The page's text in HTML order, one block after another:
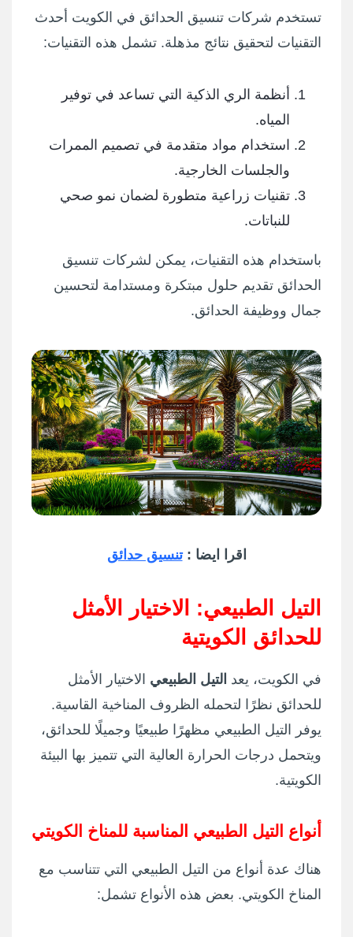
تستخدم شركات تنسيق الحدائق في الكويت أحدث
التقنيات لتحقيق نتائج مذهلة. تشمل هذه التقنيات:
أنظمة الري الذكية التي تساعد في توفير
المياه.
استخدام مواد متقدمة في تصميم الممرات
والجلسات الخارجية.
تقنيات زراعية متطورة لضمان نمو صحي
للنباتات.
باستخدام هذه التقنيات، يمكن لشركات تنسيق
الحدائق تقديم حلول مبتكرة ومستدامة لتحسين
جمال ووظيفة الحدائق.
اقرا ايضا :تنسيق حدائق
التيل الطبيعي: الاختيار الأمثل
للحدائق الكويتية
في الكويت، يعد التيل الطبيعي الاختيار الأمثل
للحدائق نظرًا لتحمله الظروف المناخية القاسية.
يوفر التيل الطبيعي مظهرًا طبيعيًا وجميلًا للحدائق،
ويتحمل درجات الحرارة العالية التي تتميز بها البيئة
الكويتية.
أنواع التيل الطبيعي المناسبة للمناخ الكويتي
هناك عدة أنواع من التيل الطبيعي التي تتناسب مع
المناخ الكويتي. بعض هذه الأنواع تشمل: